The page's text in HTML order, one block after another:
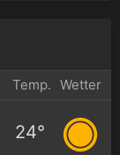
Temp. Wetter
24°